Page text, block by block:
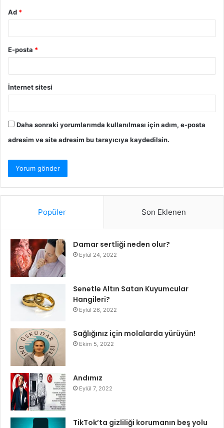
Ad *
E-posta *
İnternet sitesi
Daha sonraki yorumlarımda kullanılması için adım, e-posta
adresim ve site adresim bu tarayıcıya kaydedilsin.
Popüler Son Eklenen
Damar sertliği neden olur?
Eylül 24, 2022
Senetle Altın Satan Kuyumcular
Hangileri?
Eylül 26, 2022
Sağlığınız için molalarda yürüyün!
Ekim 5, 2022
Andımız
Eylül 7, 2022
TikTok’ta gizliliği korumanın beş yolu